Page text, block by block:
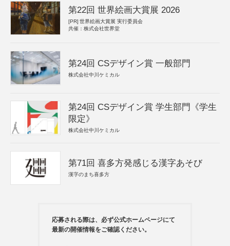
第22回 世界絵画大賞展 2026
[PR] 世界絵画大賞展 実行委員会
共催：株式会社世界堂
第24回 CSデザイン賞 一般部門
株式会社中川ケミカル
第24回 CSデザイン賞 学生部門《学生
限定》
株式会社中川ケミカル
第71回 喜多方発感じる漢字あそび
漢字のまち喜多方
応募される際は、必ず公式ホームページにて
最新の開催情報をご確認ください。